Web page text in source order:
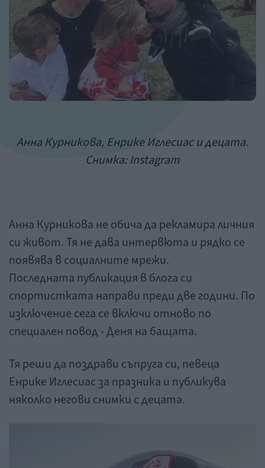
Анна Курникова, Енрике Иглесиас и децата.
Снимка: Instagram
Анна Курникова не обича да рекламира личния
си живот. Тя не дава интервюта и рядко се
появява в социалните мрежи.
Последната публикация в блога си
спортистката направи преди две години. По
изключение сега се включи отново по
специален повод - Деня на бащата.
Тя реши да поздрави съпруга си, певеца
Енрике Иглесиас за празника и публикува
няколко негови снимки с децата.